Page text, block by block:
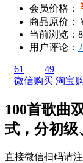
会员价格：
商品原价：
当前浏览：
用户评论：
61
49
微信购买 淘宝
100首歌曲
式，分初级
直接微信扫码请